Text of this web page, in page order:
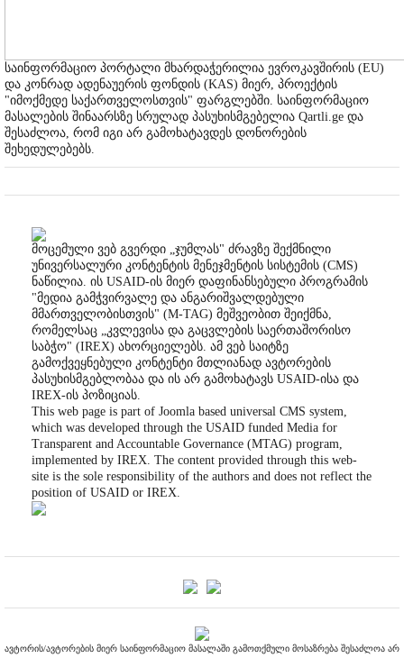
საინფორმაციო პორტალი მხარდაჭერილია ევროკავშირის (EU)
და კონრად ადენაუერის ფონდის (KAS) მიერ, პროექტის
"იმოქმედე საქართველოსთვის" ფარგლებში. საინფორმაციო
მასალების შინაარსზე სრულად პასუხისმგებელია Qartli.ge და
შესაძლოა, რომ იგი არ გამოხატავდეს დონორების
შეხედულებებს.
მოცემული ვებ გვერდი „ჯუმლას" ძრავზე შექმნილი
უნივერსალური კონტენტის მენეჯმენტის სისტემის (CMS)
ნაწილია. ის USAID-ის მიერ დაფინანსებული პროგრამის
"მედია გამჭვირვალე და ანგარიშვალდებული
მმართველობისთვის" (M-TAG) მეშვეობით შეიქმნა,
რომელსაც „კვლევისა და გაცვლების საერთაშორისო
საბჭო" (IREX) ახორციელებს. ამ ვებ საიტზე
გამოქვეყნებული კონტენტი მთლიანად ავტორების
პასუხისმგებლობაა და ის არ გამოხატავს USAID-ისა და
IREX-ის პოზიციას.
This web page is part of Joomla based universal CMS system,
which was developed through the USAID funded Media for
Transparent and Accountable Governance (MTAG) program,
implemented by IREX. The content provided through this web-
site is the sole responsibility of the authors and does not reflect the
position of USAID or IREX.
ავტორის/ავტორების მიერ საინფორმაციო მასალაში გამოთქმული მოსაზრება შესაძლოა არ